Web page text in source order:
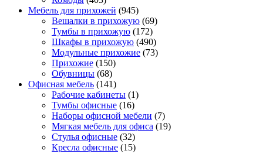
Мебель для прихожей (945)
Вешалки в прихожую (69)
Тумбы в прихожую (172)
Шкафы в прихожую (490)
Модульные прихожие (73)
Прихожие (150)
Обувницы (68)
Офисная мебель (141)
Рабочие кабинеты (1)
Тумбы офисные (16)
Наборы офисной мебели (7)
Мягкая мебель для офиса (19)
Стулья офисные (32)
Кресла офисные (15)